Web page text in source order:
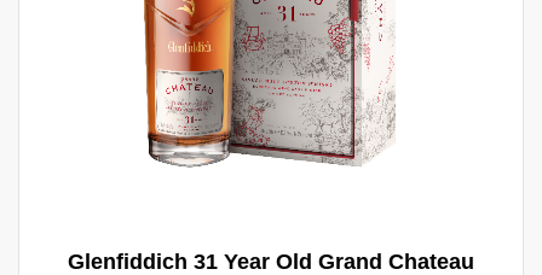
Glenfiddich 31 Year Old Grand Chateau